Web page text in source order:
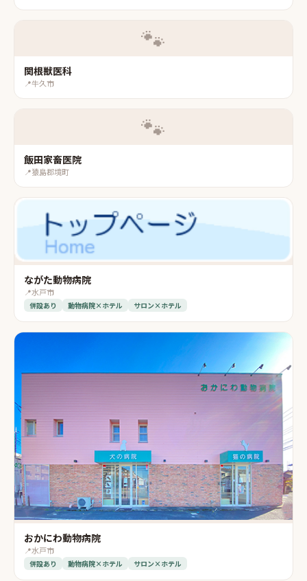
🐾
関根獣医科
📍牛久市
🐾
飯田家畜医院
📍猿島郡境町
ながた動物病院
📍水戸市
併設あり 動物病院×ホテル サロン×ホテル
おかにわ動物病院
📍水戸市
併設あり 動物病院×ホテル サロン×ホテル